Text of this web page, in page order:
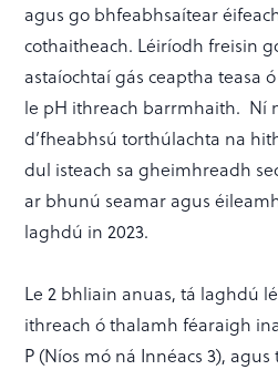
agus go bhfeabhsaítear
cothaitheach. Léiríodh freisin
astaíochtaí gás ceaptha teasa
le pH ithreach barrmhaith. Ní
d’fheabhsú torthúlachta na
dul isteach sa gheimhreadh
ar bhunú seamar agus
laghdú in 2023.
Le 2 bhliain anuas, tá laghdú
ithreach ó thalamh féaraigh
P (Níos mó ná Innéacs 3),